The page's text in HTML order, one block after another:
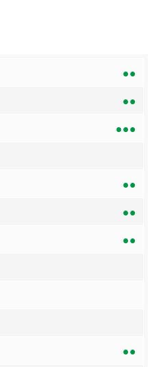
●●
●●
●●●
●●
●●
●●
●●